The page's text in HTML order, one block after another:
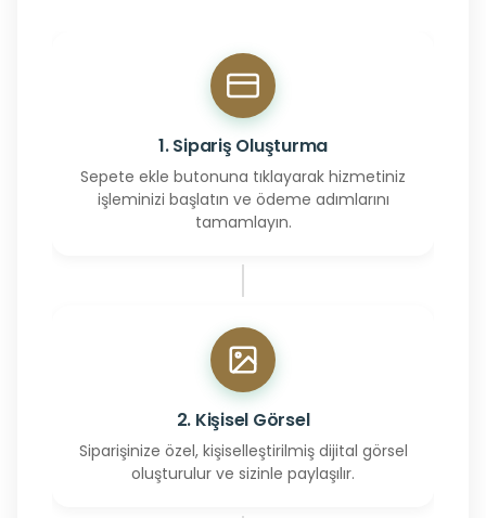
1. Sipariş Oluşturma
Sepete ekle butonuna tıklayarak hizmetiniz
işleminizi başlatın ve ödeme adımlarını
tamamlayın.
2. Kişisel Görsel
Siparişinize özel, kişiselleştirilmiş dijital görsel
oluşturulur ve sizinle paylaşılır.